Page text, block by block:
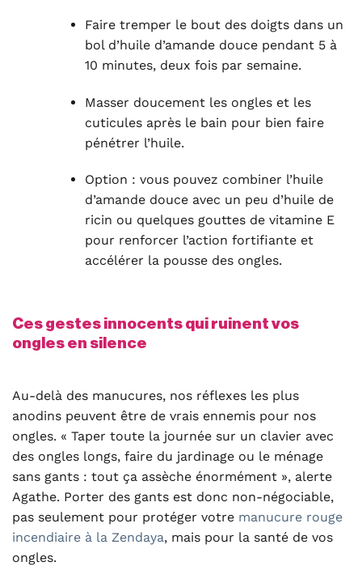
Faire tremper le bout des doigts dans un
bol d’huile d’amande douce pendant 5 à
10 minutes, deux fois par semaine.
Masser doucement les ongles et les
cuticules après le bain pour bien faire
pénétrer l’huile.
Option : vous pouvez combiner l’huile
d’amande douce avec un peu d’huile de
ricin ou quelques gouttes de vitamine E
pour renforcer l’action fortifiante et
accélérer la pousse des ongles.
Ces gestes innocents qui ruinent vos
ongles en silence
Au-delà des manucures, nos réflexes les plus
anodins peuvent être de vrais ennemis pour nos
ongles. « Taper toute la journée sur un clavier avec
des ongles longs, faire du jardinage ou le ménage
sans gants : tout ça assèche énormément », alerte
Agathe. Porter des gants est donc non-négociable,
pas seulement pour protéger votre manucure rouge
incendiaire à la Zendaya, mais pour la santé de vos
ongles.